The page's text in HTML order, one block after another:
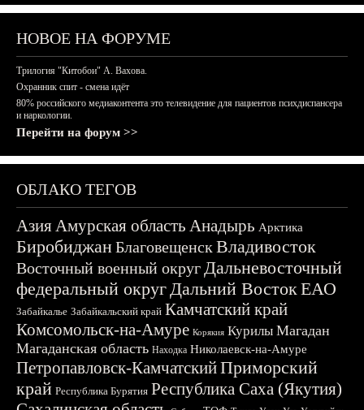
НОВОЕ НА ФОРУМЕ
Трилогия "Китобои" А. Вахова.
Охранник спит - смена идёт
80% российского медиаконтента это телевидение для пациентов психдиспансера
и наркологии.
Перейти на форум >>
ОБЛАКО ТЕГОВ
АзияАмурская область Анадырь Арктика
БиробиджанБлаговещенскВладивосток
Восточный военный округДальневосточный
федеральный округДальний ВостокЕАО
Забайкалье Забайкальский край Камчатский край
Комсомольск-на-Амуре Корякия Курилы Магадан
Магаданская область Находка Николаевск-на-Амуре
Петропавловск-КамчатскийПриморский
край Республика Бурятия Республика Саха (Якутия)